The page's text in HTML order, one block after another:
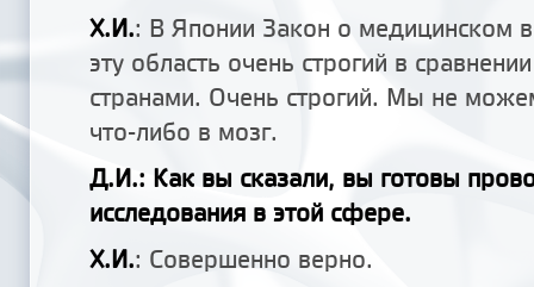
Х.И.: В Японии Закон о медицинском
эту область очень строгий в
странами. Очень строгий. Мы не
что-либо в мозг.
Д.И.: Как вы сказали, вы готовы
исследования в этой сфере.
Х.И.: Совершенно верно.